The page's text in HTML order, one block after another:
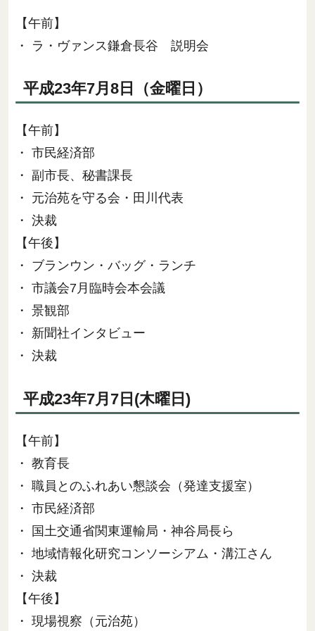
【午前】
・ ラ・ヴァンス鎌倉長谷 説明会
平成23年7月8日（金曜日）
【午前】
・ 市民経済部
・ 副市長、秘書課長
・ 元治苑を守る会・田川代表
・ 決裁
【午後】
・ ブランウン・バッグ・ランチ
・ 市議会7月臨時会本会議
・ 景観部
・ 新聞社インタビュー
・ 決裁
平成23年7月7日(木曜日)
【午前】
・ 教育長
・ 職員とのふれあい懇談会（発達支援室）
・ 市民経済部
・ 国土交通省関東運輸局・神谷局長ら
・ 地域情報化研究コンソーシアム・溝江さん
・ 決裁
【午後】
・ 現場視察（元治苑）